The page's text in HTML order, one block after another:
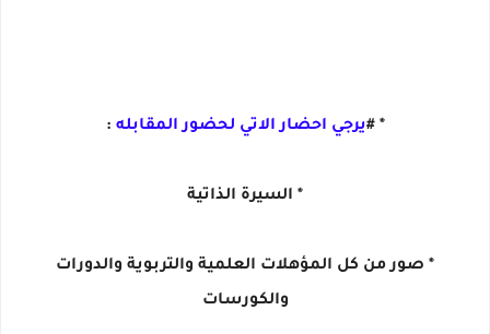
* #يرجي احضار الاتي لحضور المقابله :
* السيرة الذاتية
* صور من كل المؤهلات العلمية والتربوية والدورات
والكورسات